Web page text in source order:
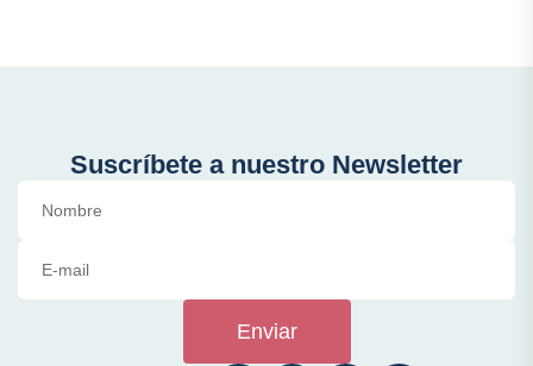
Suscríbete a nuestro Newsletter
Enviar